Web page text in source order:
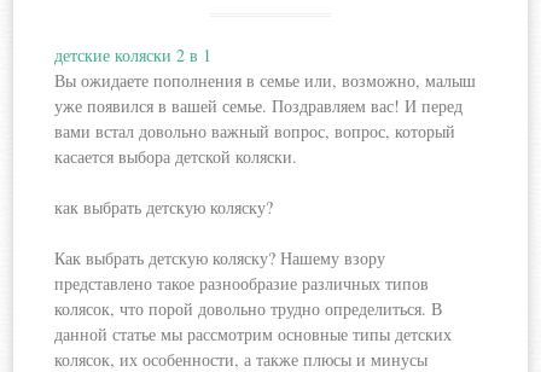
детские коляски 2 в 1
Вы ожидаете пополнения в семье или, возможно, малыш
уже появился в вашей семье. Поздравляем вас! И перед
вами встал довольно важный вопрос, вопрос, который
касается выбора детской коляски.
как выбрать детскую коляску?
Как выбрать детскую коляску? Нашему взору
представлено такое разнообразие различных типов
колясок, что порой довольно трудно определиться. В
данной статье мы рассмотрим основные типы детских
колясок, их особенности, а также плюсы и минусы